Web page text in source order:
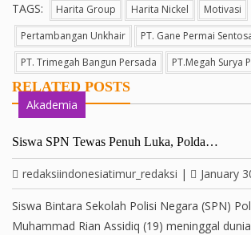
TAGS: Harita Group Harita Nickel
Motivasi
Pertambangan Unkhair
PT. Gane Permai
PT. Trimegah Bangun Persada
PT.megah Surya
RELATED POSTS
Akademia
Siswa SPN Tewas Penuh Luka, Polda…
redaksiindonesiatimur_redaksi | January
Siswa Bintara Sekolah Polisi Negara (SPN)
Muhammad Rian Assidiq (19) meninggal